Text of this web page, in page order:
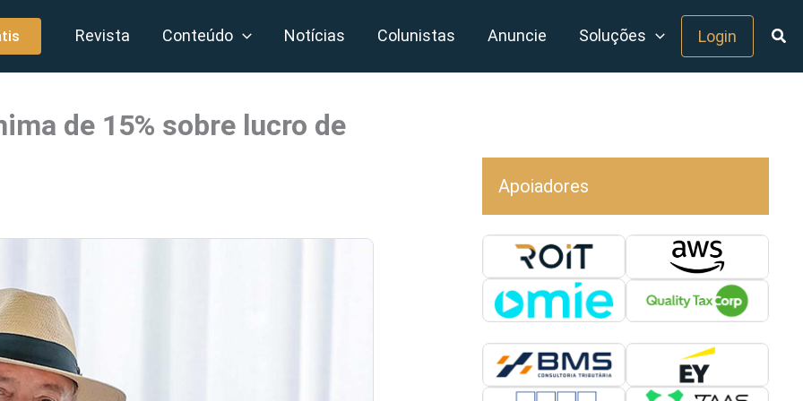
Revista Conteúdo Notícias Colunistas Anuncie Soluções Login
de 15% sobre lucro de
Apoiadores